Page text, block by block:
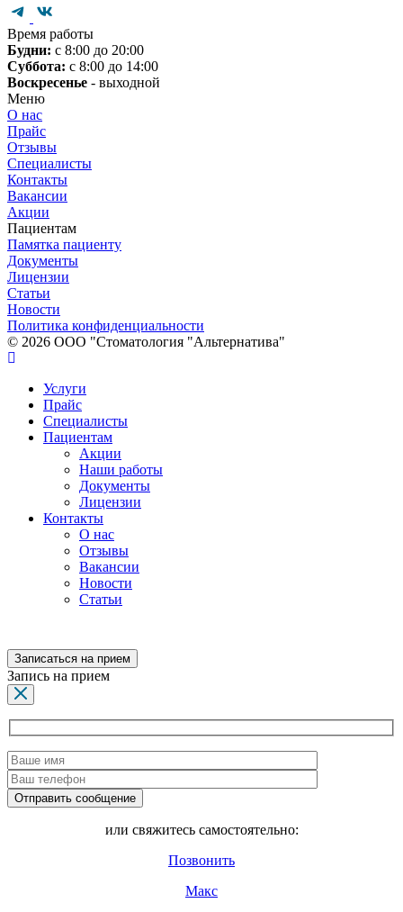
Время работы
Будни: с 8:00 до 20:00
Суббота: с 8:00 до 14:00
Воскресенье - выходной
Меню
О нас
Прайс
Отзывы
Специалисты
Контакты
Вакансии
Акции
Пациентам
Памятка пациенту
Документы
Лицензии
Статьи
Новости
Политика конфиденциальности
© 2026 ООО "Стоматология "Альтернатива"
Услуги
Прайс
Специалисты
Пациентам
Акции
Наши работы
Документы
Лицензии
Контакты
О нас
Отзывы
Вакансии
Новости
Статьи
Записаться на прием
Запись на прием
или свяжитесь самостоятельно:
Позвонить
Макс